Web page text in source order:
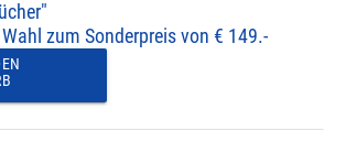
zum Sonderpreis von € 149.-